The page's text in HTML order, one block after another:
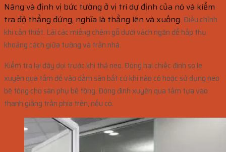
Nâng và định vị bức tường ở vị trí dự định của nó và kiểm
tra độ thẳng đứng, nghĩa là thẳng lên và xuống. Điều chỉnh
khi cần thiết. Lái các miếng chêm gỗ dưới vách ngăn để hấp thụ
khoảng cách giữa tường và trần nhà.
Kiểm tra lại dây dọi trước khi thả neo.Đóng hai chiếc đinh so le
xuyên qua tấm đế vào dầm sàn bất cứ khi nào có hoặc sử dụng neo
bê tông cho sàn phụ bê tông.Đóng đinh xuyên qua tấm tựa vào
thanh giằng trần phía trên, nếu có.